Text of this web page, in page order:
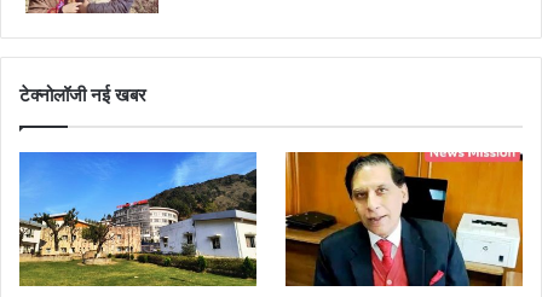
टेक्नोलॉजी नई खबर